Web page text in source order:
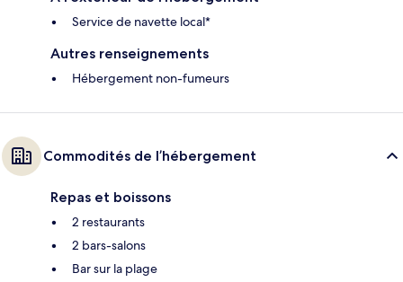
Service de navette local*
Autres renseignements
Hébergement non-fumeurs
Commodités de l’hébergement
Repas et boissons
2 restaurants
2 bars-salons
Bar sur la plage